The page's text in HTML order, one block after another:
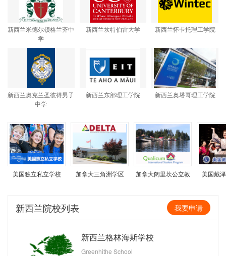
新西兰米德尔顿格兰齐中
学
新西兰坎特伯雷大学 新西兰怀卡托理工学院
新西兰奥克兰圣彼得男子
中学
新西兰东部理工学院 新西兰奥塔哥理工学院
美国独立私立学校 加拿大三角洲学区
加拿大阔里坎公立教
美国戴
新西兰院校列表 我要申请
新西兰格林海斯学校
Greenhithe School